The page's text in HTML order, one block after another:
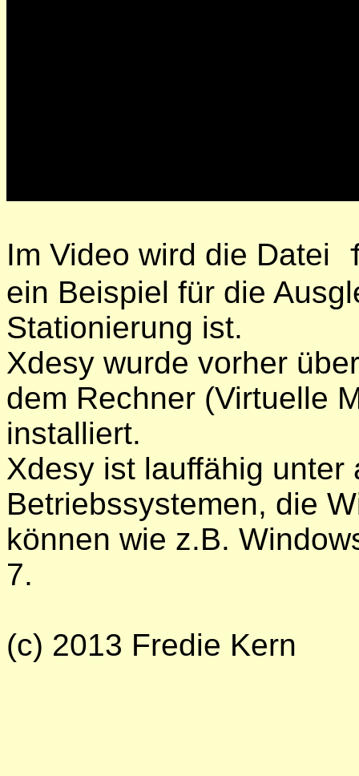
Im Video wird die Datei
ein Beispiel für die
Stationierung ist.
Xdesy wurde vorher
dem Rechner (Virtuelle
installiert.
Xdesy ist lauffähig unter
Betriebssystemen, die
können wie z.B.
7.
(c) 2013 Fredie Kern